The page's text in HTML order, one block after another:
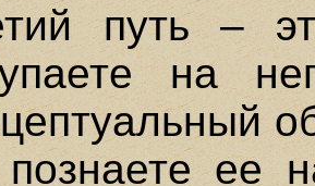
путь –
на
ее